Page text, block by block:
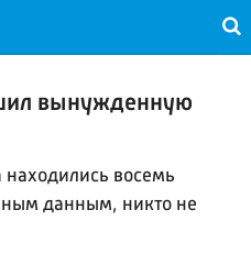
вынужденную
находились восемь
данным, никто не